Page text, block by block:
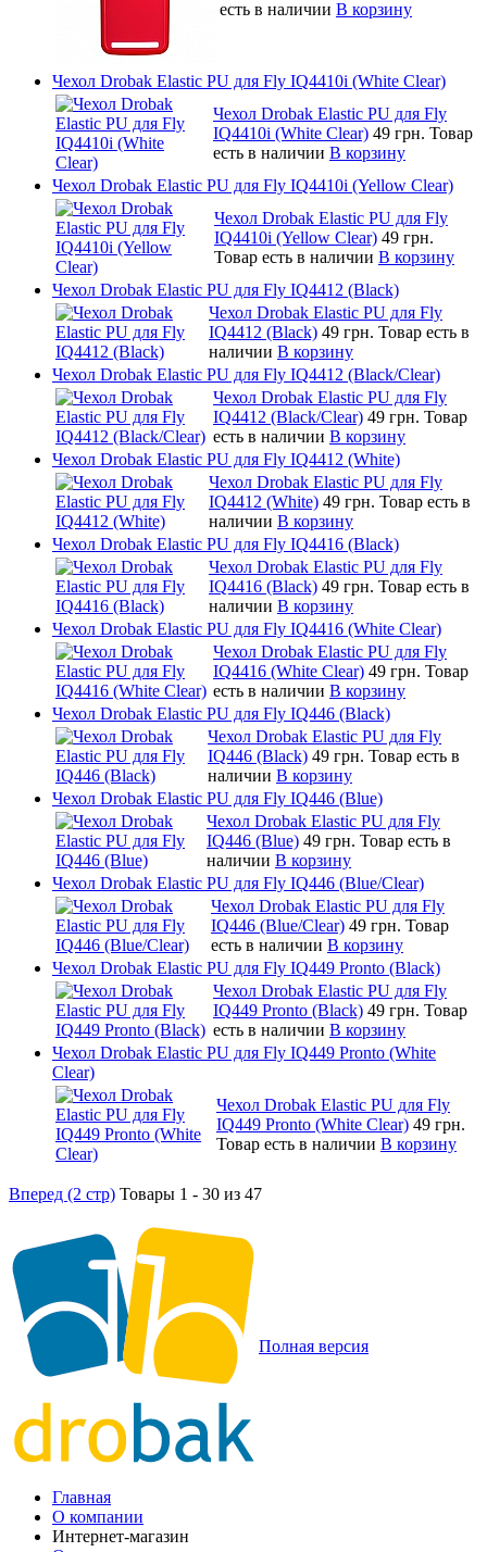
есть в наличии В корзину
Чехол Drobak Elastic PU для Fly IQ4410i (White Clear)
Чехол Drobak Elastic PU для Fly
IQ4410i (White Clear) 49 грн. Товар
есть в наличии В корзину
Чехол Drobak Elastic PU для Fly IQ4410i (Yellow Clear)
Чехол Drobak Elastic PU для Fly
IQ4410i (Yellow Clear) 49 грн.
Товар есть в наличии В корзину
Чехол Drobak Elastic PU для Fly IQ4412 (Black)
Чехол Drobak Elastic PU для Fly
IQ4412 (Black) 49 грн. Товар есть в
наличии В корзину
Чехол Drobak Elastic PU для Fly IQ4412 (Black/Clear)
Чехол Drobak Elastic PU для Fly
IQ4412 (Black/Clear) 49 грн. Товар
есть в наличии В корзину
Чехол Drobak Elastic PU для Fly IQ4412 (White)
Чехол Drobak Elastic PU для Fly
IQ4412 (White) 49 грн. Товар есть в
наличии В корзину
Чехол Drobak Elastic PU для Fly IQ4416 (Black)
Чехол Drobak Elastic PU для Fly
IQ4416 (Black) 49 грн. Товар есть в
наличии В корзину
Чехол Drobak Elastic PU для Fly IQ4416 (White Clear)
Чехол Drobak Elastic PU для Fly
IQ4416 (White Clear) 49 грн. Товар
есть в наличии В корзину
Чехол Drobak Elastic PU для Fly IQ446 (Black)
Чехол Drobak Elastic PU для Fly
IQ446 (Black) 49 грн. Товар есть в
наличии В корзину
Чехол Drobak Elastic PU для Fly IQ446 (Blue)
Чехол Drobak Elastic PU для Fly
IQ446 (Blue) 49 грн. Товар есть в
наличии В корзину
Чехол Drobak Elastic PU для Fly IQ446 (Blue/Сlear)
Чехол Drobak Elastic PU для Fly
IQ446 (Blue/Сlear) 49 грн. Товар
есть в наличии В корзину
Чехол Drobak Elastic PU для Fly IQ449 Pronto (Black)
Чехол Drobak Elastic PU для Fly
IQ449 Pronto (Black) 49 грн. Товар
есть в наличии В корзину
Чехол Drobak Elastic PU для Fly IQ449 Pronto (White
Clear)
Чехол Drobak Elastic PU для Fly
IQ449 Pronto (White Clear) 49 грн.
Товар есть в наличии В корзину
Вперед (2 стр) Товары 1 - 30 из 47
Полная версия
Главная
О компании
Интернет-магазин